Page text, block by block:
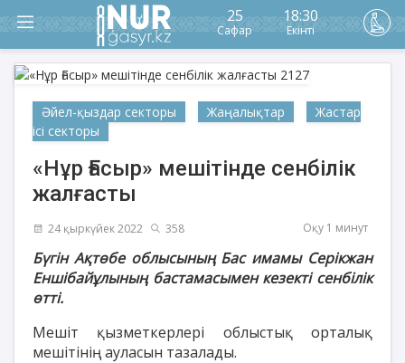
25
Сафар
18:30
Екінті
Әйел-қыздар секторы Жаңалықтар
Жастар
ісі секторы
«Нұр Ғасыр» мешітінде сенбілік
жалғасты
24 қыркүйек 2022 358 Оқу 1 минут
Бүгін Ақтөбе облысының Бас имамы Серікжан
Еншібайұлының бастамасымен кезекті сенбілік
өтті.
Мешіт қызметкерлері облыстық орталық
мешітінің ауласын тазалады.